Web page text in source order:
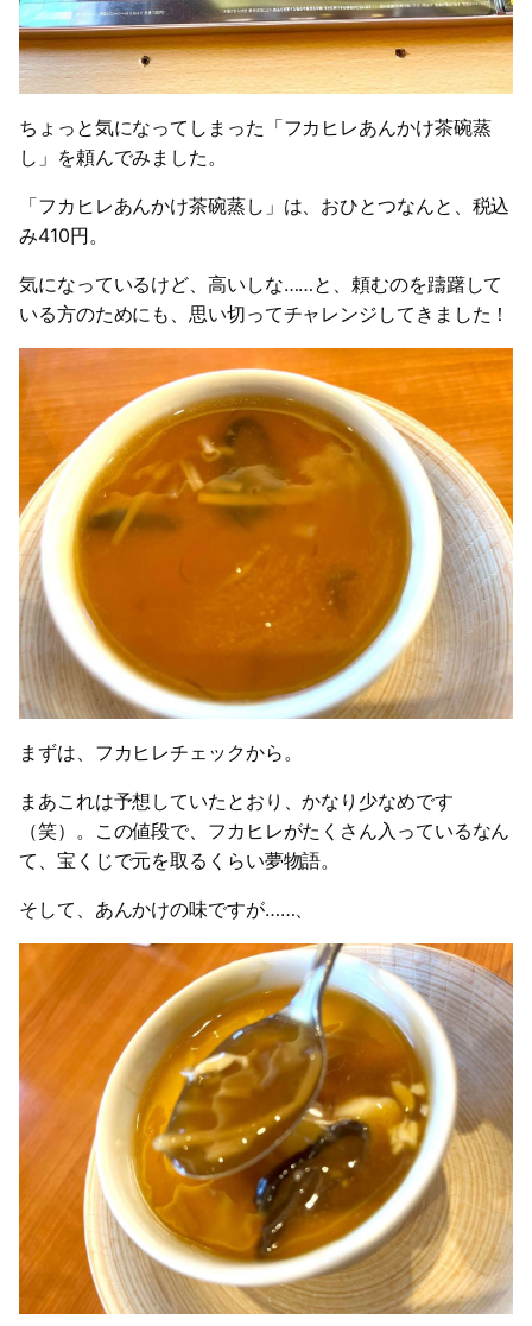
ちょっと気になってしまった「フカヒレあんかけ茶碗蒸
し」を頼んでみました。
「フカヒレあんかけ茶碗蒸し」は、おひとつなんと、税込
み410円。
気になっているけど、高いしな……と、頼むのを躊躇して
いる方のためにも、思い切ってチャレンジしてきました！
まずは、フカヒレチェックから。
まあこれは予想していたとおり、かなり少なめです
（笑）。この値段で、フカヒレがたくさん入っているなん
て、宝くじで元を取るくらい夢物語。
そして、あんかけの味ですが……、